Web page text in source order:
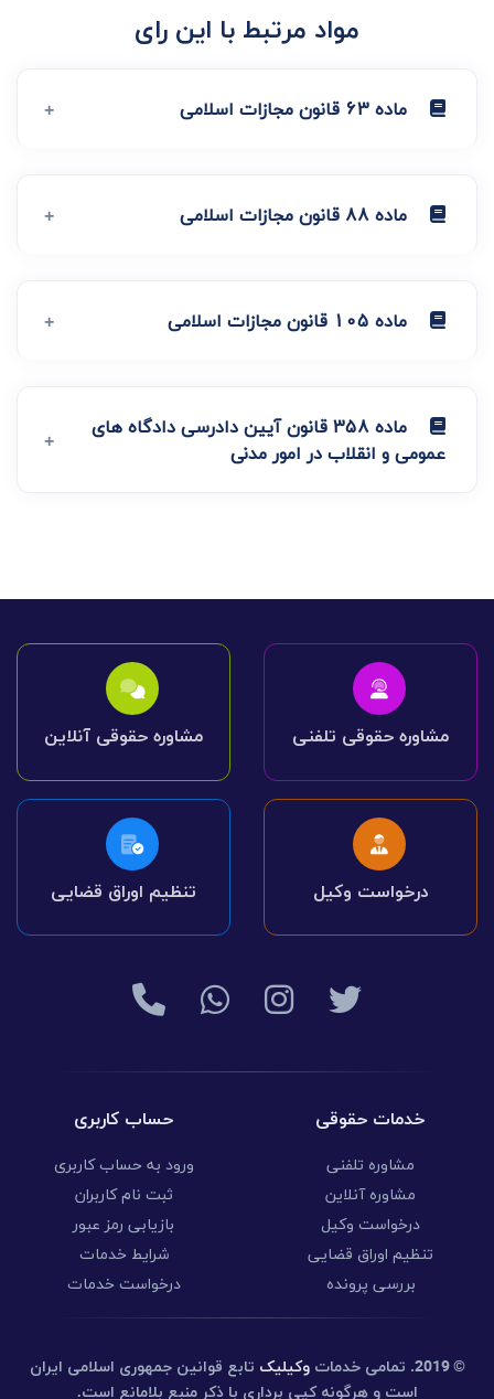
مواد مرتبط با این رای
ماده 63 قانون مجازات اسلامی
ماده 88 قانون مجازات اسلامی
ماده 105 قانون مجازات اسلامی
ماده 358 قانون آیین دادرسی دادگاه های
عمومی و انقلاب در امور مدنی
مشاوره حقوقی تلفنی مشاوره حقوقی آنلاین
درخواست وکیل تنظیم اوراق قضایی
خدمات حقوقی
مشاوره تلفنی
مشاوره آنلاین
درخواست وکیل
تنظیم اوراق قضایی
بررسی پرونده
حساب کاربری
ورود به حساب کاربری
ثبت نام کاربران
بازیابی رمز عبور
شرایط خدمات
درخواست خدمات
© 2019. تمامی خدماتوکیلیک تابع قوانین جمهوری اسلامی ایران
است و هرگونه کپی برداری با ذکر منبع بلامانع است.